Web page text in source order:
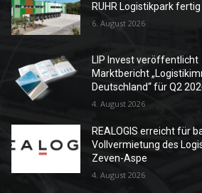
RUHR Logistikpark fertig
6. August 2026
LIP Invest veröffentlicht
Marktbericht
Deutschland“ für Q2
4. August 2026
REALOGIS erreicht für
Vollvermietung des
Zeven-Aspe
4. August 2026